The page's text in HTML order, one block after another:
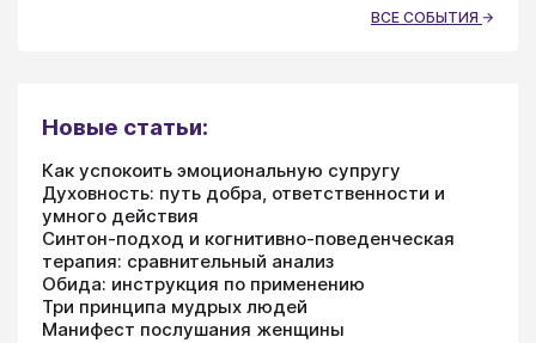
ВСЕ СОБЫТИЯ
Новые статьи:
Как успокоить эмоциональную супругу
Духовность: путь добра, ответственности и
умного действия
Синтон-подход и когнитивно-поведенческая
терапия: сравнительный анализ
Обида: инструкция по применению
Три принципа мудрых людей
Манифест послушания женщины